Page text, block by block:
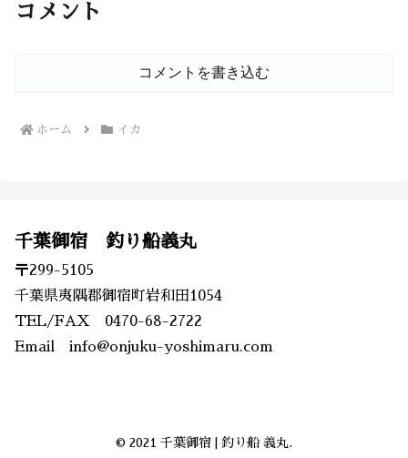
コメント
コメントを書き込む
ホーム イカ
千葉御宿 釣り船義丸
〒299-5105
千葉県夷隅郡御宿町岩和田1054
TEL/FAX 0470-68-2722
Email info@onjuku-yoshimaru.com
© 2021 千葉御宿 | 釣り船 義丸.